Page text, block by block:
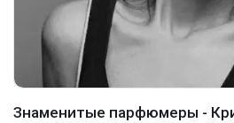
Знаменитые парфюмеры -